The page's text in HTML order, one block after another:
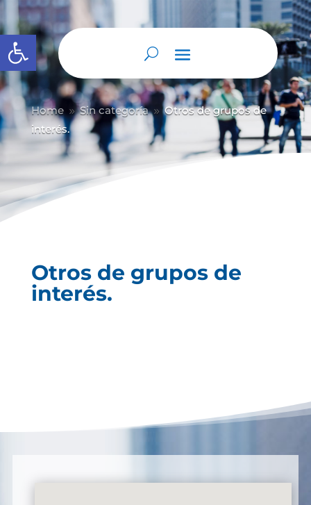
Abrir barra de herramientas
Home 9 Sin categoría 9 Otros de grupos de
interés.
Otros de grupos de
interés.